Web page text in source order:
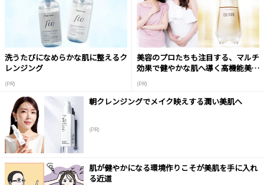
洗うたびになめらかな肌に整えるク
レンジング
(PR)
美容のプロたちも注目する、マルチ
効果で健やかな肌へ導く高機能美容
(PR)
朝クレンジングでメイク映えする潤い美肌へ
(PR)
肌が健やかになる環境作りこそが美肌を手に入れ
る近道